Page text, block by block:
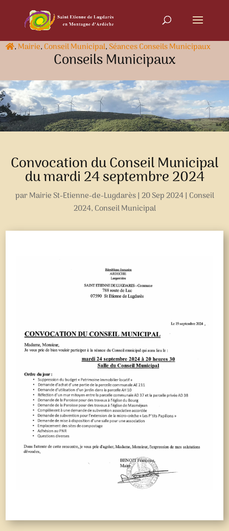
, Mairie, Conseil Municipal,Séances Conseils Municipaux
Conseils Municipaux
Convocation du Conseil Municipal
du mardi 24 septembre 2024
parMairie St-Etienne-de-Lugdarès| 20 Sep 2024| Conseil
2024, Conseil Municipal